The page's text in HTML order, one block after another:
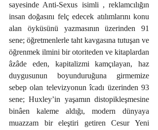
sayesinde Anti-Sexus isimli , reklamcılığın
insan doğasını felç edecek atılımlarını konu
alan öyküsünü yazmasının üzerinden 91
sene; öğretmenlerle taht kavgasına tutuşan ve
öğrenmek ilmini bir otoriteden ve kitaplardan
âzâde eden, kapitalizmi kamçılayan, haz
duygusunun boyunduruğuna girmemize
sebep olan televizyonun îcadı üzerinden 93
sene; Huxley’in yaşamın distopikleşmesine
binâen kaleme aldığı, modern dünyaya
muazzam bir eleştiri getiren Cesur Yeni